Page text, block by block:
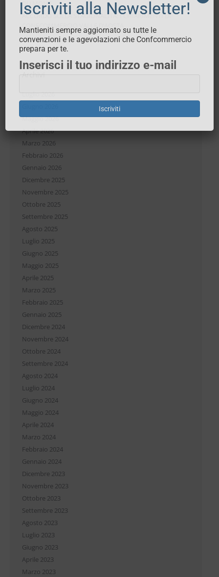
DU MONT
ACCORDO SULLA STAGIONALITÀ: I CHIARIMENTI DI
CONFCOMMERCIO VALLE D’AOSTA
Archivi
Luglio 2026
Maggio 2026
Aprile 2026
Marzo 2026
Febbraio 2026
Gennaio 2026
Dicembre 2025
Novembre 2025
Ottobre 2025
Settembre 2025
Agosto 2025
Luglio 2025
Giugno 2025
Maggio 2025
Aprile 2025
Marzo 2025
Febbraio 2025
Gennaio 2025
Dicembre 2024
Novembre 2024
Ottobre 2024
Settembre 2024
Agosto 2024
Luglio 2024
Giugno 2024
Maggio 2024
Aprile 2024
Marzo 2024
Febbraio 2024
Gennaio 2024
Dicembre 2023
Novembre 2023
Ottobre 2023
Settembre 2023
Agosto 2023
Luglio 2023
Giugno 2023
Aprile 2023
Marzo 2023
Iscriviti alla Newsletter!
Mantieniti sempre aggiornato su tutte le
convenzioni e le agevolazioni che Confcommercio
prepara per te.
Inserisci il tuo indirizzo e-mail
Iscriviti